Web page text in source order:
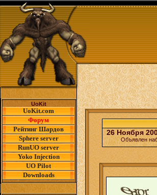
UoKit
UoKit.com
Форум
Рейтинг Шардов
Sphere server
RunUO server
Yoko Injection
UO Pilot
Downloads
26 Ноября
Объявлен